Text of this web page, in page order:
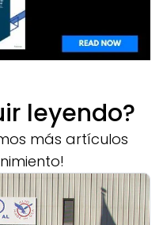
leyendo?
más artículos